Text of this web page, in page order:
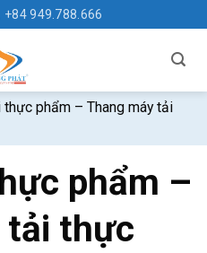
+84 949.788.666
thực phẩm – Thang máy tải
phẩm –
tải thực